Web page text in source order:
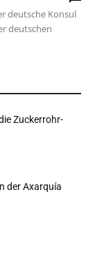
deutsche Konsul
deutschen
Zuckerrohr-
der Axarquía